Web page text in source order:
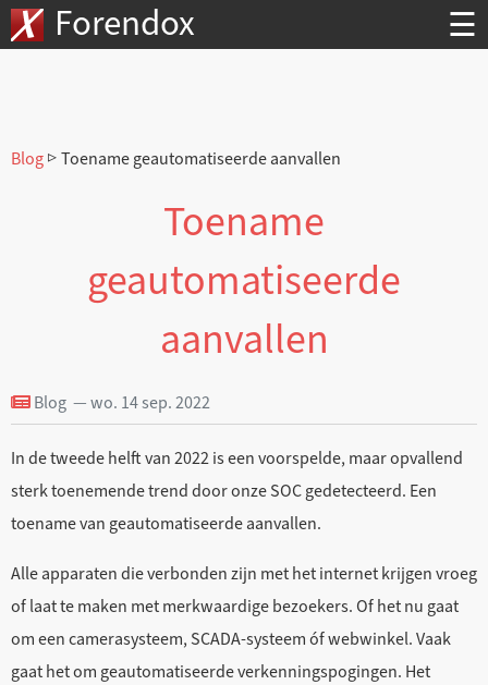
Forendox ☰
Blog▷ Toename geautomatiseerde aanvallen
Toename
geautomatiseerde
aanvallen
Blog — wo. 14 sep. 2022
In de tweede helft van 2022 is een voorspelde, maar opvallend
sterk toenemende trend door onze SOC gedetecteerd. Een
toename van geautomatiseerde aanvallen.
Alle apparaten die verbonden zijn met het internet krijgen vroeg
of laat te maken met merkwaardige bezoekers. Of het nu gaat
om een camerasysteem, SCADA-systeem óf webwinkel. Vaak
gaat het om geautomatiseerde verkenningspogingen. Het